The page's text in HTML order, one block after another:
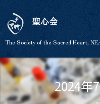
聖心会
The Society of the Sacred Heart,
2024年